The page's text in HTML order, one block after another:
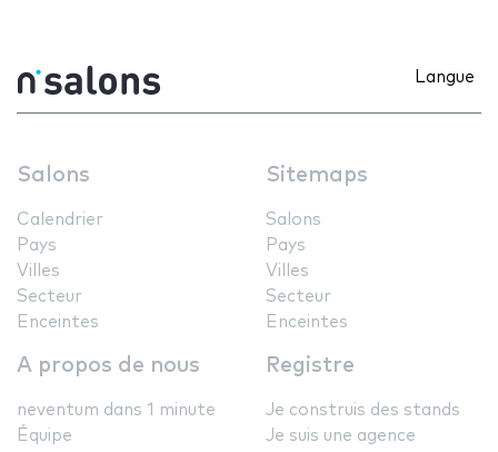
Langue
Salons
Calendrier
Pays
Villes
Secteur
Enceintes
Sitemaps
Salons
Pays
Villes
Secteur
Enceintes
A propos de nous
neventum dans 1 minute
Équipe
Registre
Je construis des stands
Je suis une agence